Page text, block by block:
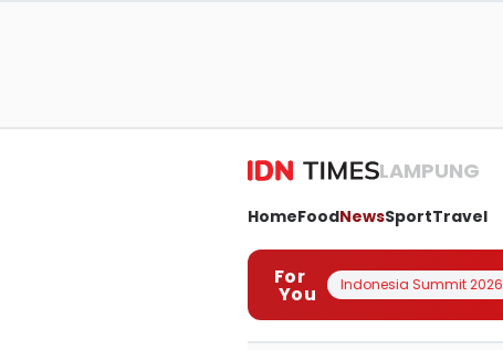
LAMPUNG
HomeFoodNewsSportTravel
For
You Indonesia Summit 2026